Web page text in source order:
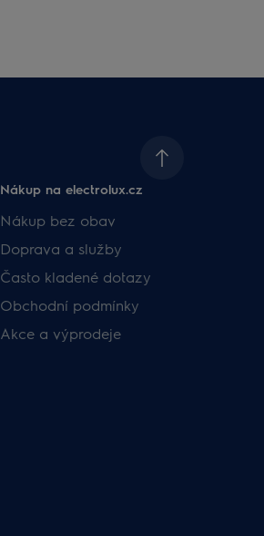
Nákup na electrolux.cz
Nákup bez obav
Doprava a služby
Často kladené dotazy
Obchodní podmínky
Akce a výprodeje